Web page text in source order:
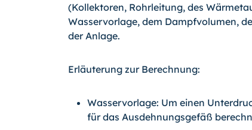
(Kollektoren, Rohrleitung, des
Wasservorlage, dem Dampfvolumen,
der Anlage.
Erläuterung zur Berechnung:
Wasservorlage: Um einen
für das Ausdehnungsgefäß